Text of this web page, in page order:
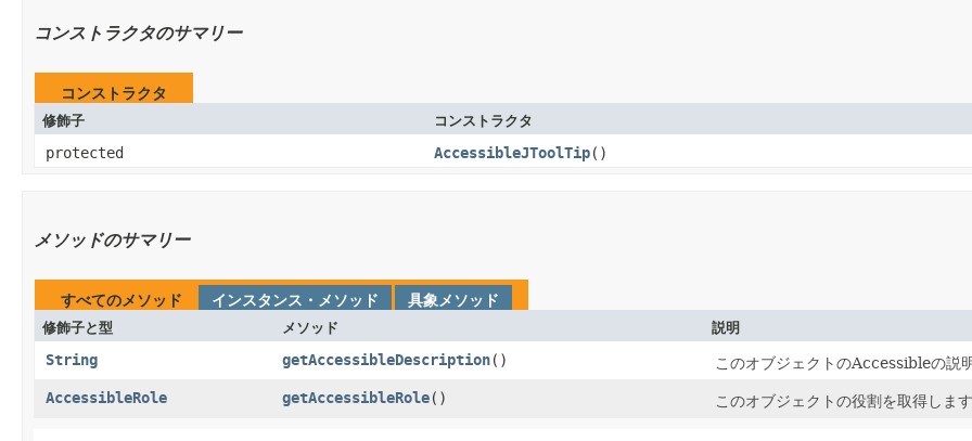
コンストラクタのサマリー
コンストラクタ
修飾子 コンストラクタ
protected AccessibleJToolTip()
メソッドのサマリー
すべてのメソッド インスタンス・メソッド 具象メソッド
修飾子と型 メソッド 説明
String getAccessibleDescription() このオブジェクトのAccessibleの説
AccessibleRole getAccessibleRole() このオブジェクトの役割を取得しま